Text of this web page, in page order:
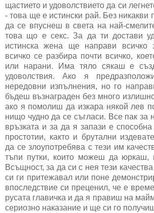
щастието и удоволствието да си
- това ще е истински рай. Без никакви
да се впуснеш в света на най-
това що е секс. За да ти достави
истинска жена ще направи всичко
всичко се разбира почти всичко,
или нарани. Има тяло сякаш е
удоволствия. Ако я
нередовни изпълнения, но го
бъдеш възнаграден без много
ако я помолиш да изкара някой лев
нищо чудно да се съгласи. Все пак за
връзката и за да я запази е
простотии, както и брутални
да се злоупотребява с тези им
тъпи путки, които можеш да юркаш,
Всъщност, за да си с нея тези
си ги притежавал или поне
впоследствие си преценил, че е
русата главичка и да я правиш на
сериозно наказание и ще си го